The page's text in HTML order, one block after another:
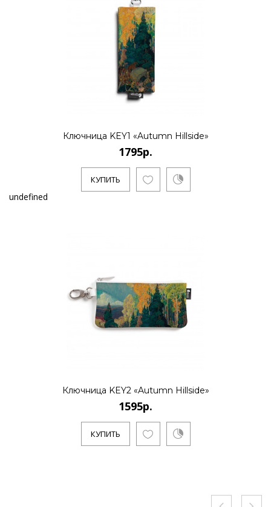
Ключница KEY1 «Autumn Hillside»
1795р.
КУПИТЬ
undefined
Ключница KEY2 «Autumn Hillside»
1595р.
КУПИТЬ